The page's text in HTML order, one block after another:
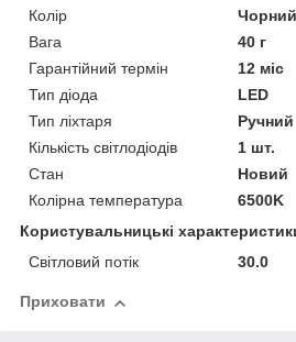
Колір
Чорний
Вага
40 г
Гарантійний термін
12 міс
Тип діода
LED
Тип ліхтаря
Ручний
Кількість світлодіодів
1 шт.
Стан
Новий
Колірна температура
6500K
Користувальницькі
Світловий потік
30.0
Приховати